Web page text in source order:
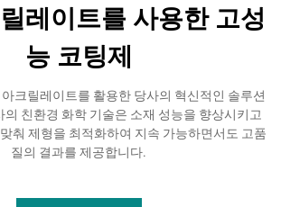
레이트를 사용한 고성
능 코팅제
크릴레이트를 활용한 당사의 혁신적인 솔루션
의 친환경 화학 기술은 소재 성능을 향상시키고
춰 제형을 최적화하여 지속 가능하면서도 고품
질의 결과를 제공합니다.